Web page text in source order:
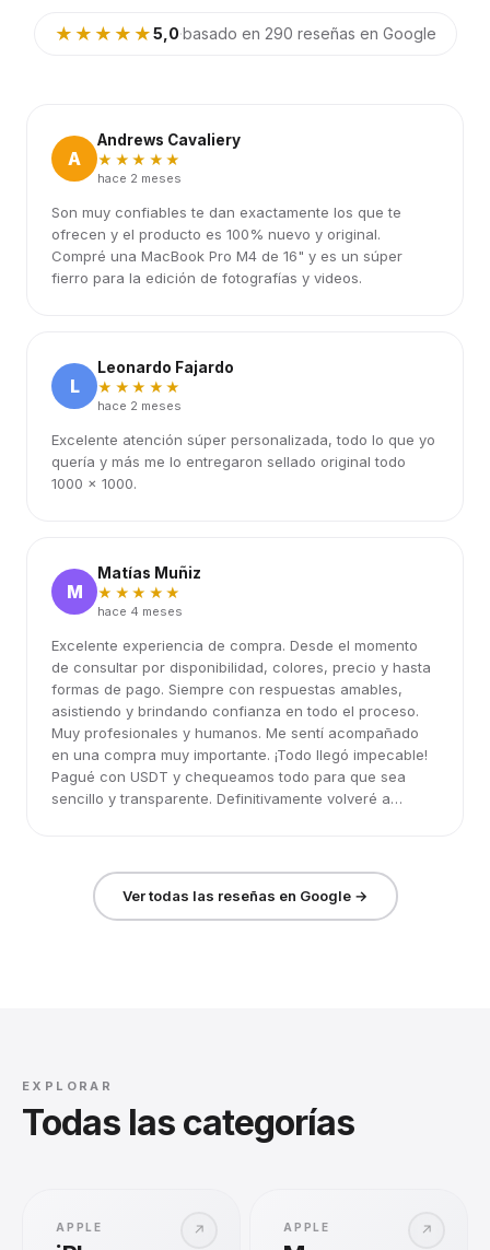
★★★★★5,0·basado en 290 reseñas en Google
A
Andrews Cavaliery
★★★★★
hace 2 meses
Son muy confiables te dan exactamente los que te
ofrecen y el producto es 100% nuevo y original.
Compré una MacBook Pro M4 de 16" y es un súper
fierro para la edición de fotografías y videos.
L
Leonardo Fajardo
★★★★★
hace 2 meses
Excelente atención súper personalizada, todo lo que yo
quería y más me lo entregaron sellado original todo
1000 x 1000.
M
Matías Muñiz
★★★★★
hace 4 meses
Excelente experiencia de compra. Desde el momento
de consultar por disponibilidad, colores, precio y hasta
formas de pago. Siempre con respuestas amables,
asistiendo y brindando confianza en todo el proceso.
Muy profesionales y humanos. Me sentí acompañado
en una compra muy importante. ¡Todo llegó impecable!
Pagué con USDT y chequeamos todo para que sea
sencillo y transparente. Definitivamente volveré a
Ver todas las reseñas en Google →
EXPLORAR
Todas las categorías
↗
APPLE ↗
APPLE